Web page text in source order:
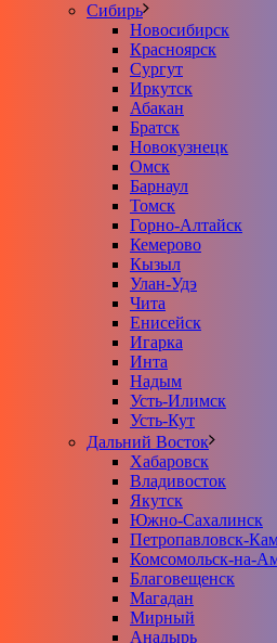
Сибирь
Новосибирск
Красноярск
Сургут
Иркутск
Абакан
Братск
Новокузнецк
Омск
Барнаул
Томск
Горно-Алтайск
Кемерово
Кызыл
Улан-Удэ
Чита
Енисейск
Игарка
Инта
Надым
Усть-Илимск
Усть-Кут
Дальний Восток
Хабаровск
Владивосток
Якутск
Южно-Сахалинск
Петропавловск-
Комсомольск-на-
Благовещенск
Магадан
Мирный
Анадырь